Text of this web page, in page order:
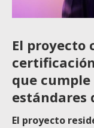
El proyecto
certificación
que
estándares
El proyecto